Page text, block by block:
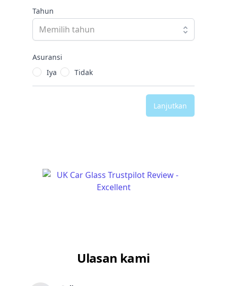
Tahun
Asuransi
Iya
Tidak
Lanjutkan
Ulasan kami